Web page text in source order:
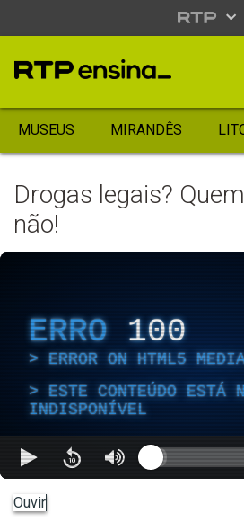
MUSEUS MIRANDÊS
Drogas legais?
não!
ERRO 100
ERROR ON HTML5
ESTE CONTEÚDO ESTÁ
INDISPONÍVEL
Ouvir